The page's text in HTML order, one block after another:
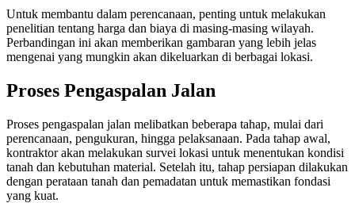
Untuk membantu dalam perencanaan, penting untuk melakukan
penelitian tentang harga dan biaya di masing-masing wilayah.
Perbandingan ini akan memberikan gambaran yang lebih jelas
mengenai yang mungkin akan dikeluarkan di berbagai lokasi.
Proses Pengaspalan Jalan
Proses pengaspalan jalan melibatkan beberapa tahap, mulai dari
perencanaan, pengukuran, hingga pelaksanaan. Pada tahap awal,
kontraktor akan melakukan survei lokasi untuk menentukan kondisi
tanah dan kebutuhan material. Setelah itu, tahap persiapan dilakukan
dengan perataan tanah dan pemadatan untuk memastikan fondasi
yang kuat.